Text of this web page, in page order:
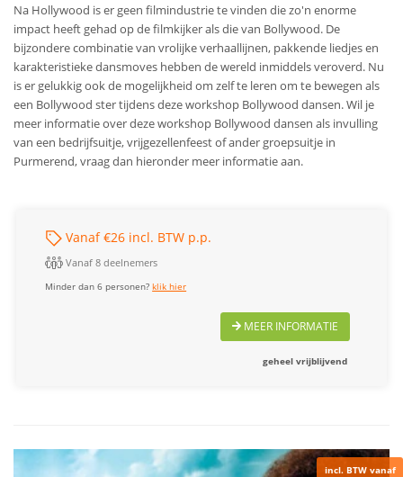
Na Hollywood is er geen filmindustrie te vinden die zo'n enorme
impact heeft gehad op de filmkijker als die van Bollywood. De
bijzondere combinatie van vrolijke verhaallijnen, pakkende liedjes en
karakteristieke dansmoves hebben de wereld inmiddels veroverd. Nu
is er gelukkig ook de mogelijkheid om zelf te leren om te bewegen als
een Bollywood ster tijdens deze workshop Bollywood dansen. Wil je
meer informatie over deze workshop Bollywood dansen als invulling
van een bedrijfsuitje, vrijgezellenfeest of ander groepsuitje in
Purmerend, vraag dan hieronder meer informatie aan.
Vanaf €26 incl. BTW p.p.
Vanaf 8 deelnemers
Minder dan 6 personen?klik hier
MEER INFORMATIE
geheel vrijblijvend
incl. BTW vanaf